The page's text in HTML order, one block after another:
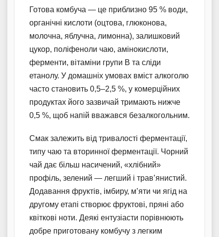
Готова комбуча — це приблизно 95 % води,
органічні кислоти (оцтова, глюконова,
молочна, яблучна, лимонна), залишковий
цукор, поліфеноли чаю, амінокислоти,
ферменти, вітаміни групи B та сліди
етанолу. У домашніх умовах вміст алкоголю
часто становить 0,5–2,5 %, у комерційних
продуктах його зазвичай тримають нижче
0,5 %, щоб напій вважався безалкогольним.
Смак залежить від тривалості ферментації,
типу чаю та вторинної ферментації. Чорний
чай дає більш насичений, «хлібний»
профіль, зелений — легший і трав’янистий.
Додавання фруктів, імбиру, м’яти чи ягід на
другому етапі створює фруктові, пряні або
квіткові ноти. Деякі ентузіасти порівнюють
добре приготовану комбучу з легким